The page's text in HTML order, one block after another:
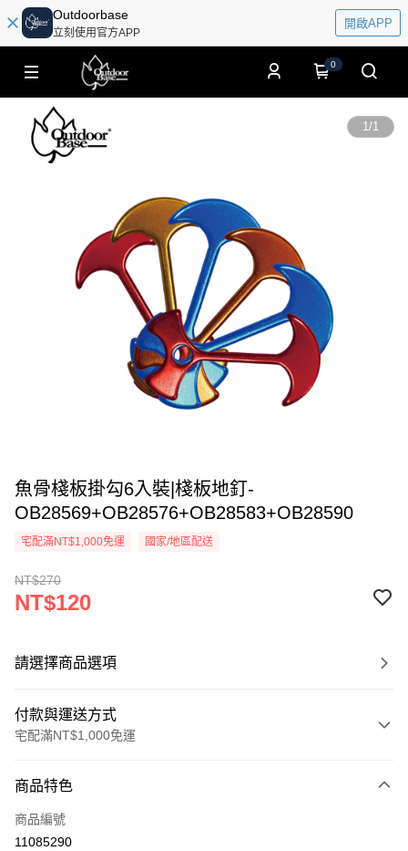
Outdoorbase
立刻使用官方APP
開啟APP
0
1/1
魚骨棧板掛勾6入裝|棧板地釘-
OB28569+OB28576+OB28583+OB28590
宅配滿NT$1,000免運 國家/地區配送
NT$270
NT$120
請選擇商品選項
付款與運送方式
宅配滿NT$1,000免運
信用卡一次付款
信用卡分期付款
商品特色
商品編號
11085290